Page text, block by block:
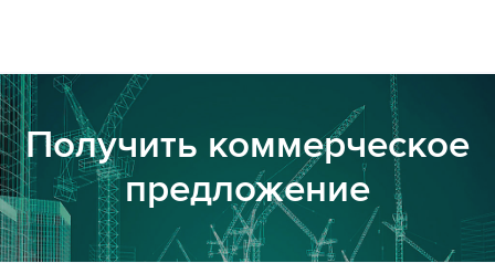
Получить коммерческое
предложение